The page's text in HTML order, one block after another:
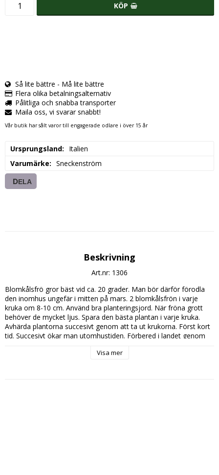
KÖP
Så lite bättre - Må lite bättre
Flera olika betalningsalternativ
Pålitliga och snabba transporter
Maila oss, vi svarar snabbt!
Vår butik har sålt varor till engagerade odlare i över 15 år
Ursprungsland
Italien
Varumärke
Sneckenström
DELA
Beskrivning
Art.nr: 1306
Blomkålsfrö gror bäst vid ca. 20 grader. Man bör därför förodla
den inomhus ungefär i mitten på mars. 2 blomkålsfrön i varje
kruka om 8-10 cm. Använd bra planteringsjord. När fröna grott
behöver de mycket ljus. Spara den bästa plantan i varje kruka.
Avhärda plantorna succesivt genom att ta ut krukorna. Först kort
tid. Succesivt ökar man utomhustiden. Förbered i landet genom
planorna planteras ut, välj gärna en mulen dag för att inte chocka
Visa mer